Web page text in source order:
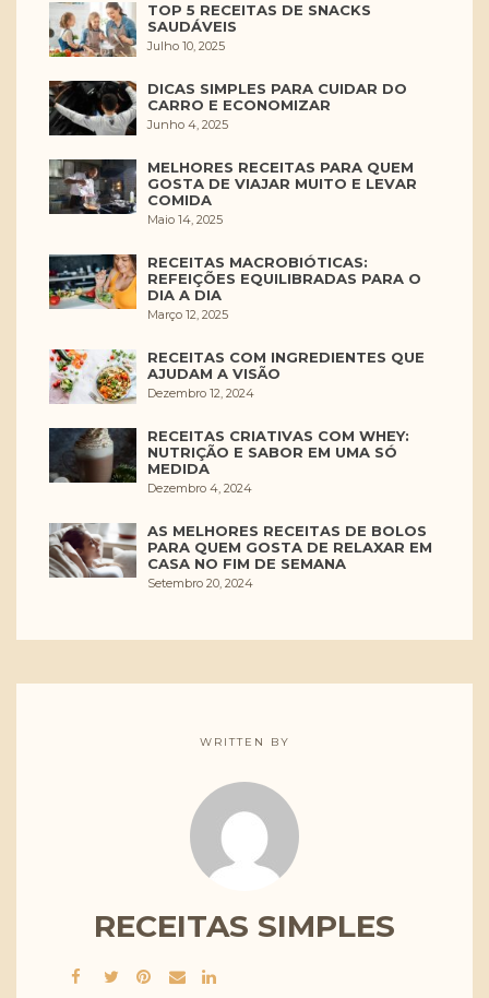
TOP 5 RECEITAS DE SNACKS
SAUDÁVEIS
Julho 10, 2025
DICAS SIMPLES PARA CUIDAR DO
CARRO E ECONOMIZAR
Junho 4, 2025
MELHORES RECEITAS PARA QUEM
GOSTA DE VIAJAR MUITO E LEVAR
COMIDA
Maio 14, 2025
RECEITAS MACROBIÓTICAS:
REFEIÇÕES EQUILIBRADAS PARA O
DIA A DIA
Março 12, 2025
RECEITAS COM INGREDIENTES QUE
AJUDAM A VISÃO
Dezembro 12, 2024
RECEITAS CRIATIVAS COM WHEY:
NUTRIÇÃO E SABOR EM UMA SÓ
MEDIDA
Dezembro 4, 2024
AS MELHORES RECEITAS DE BOLOS
PARA QUEM GOSTA DE RELAXAR EM
CASA NO FIM DE SEMANA
Setembro 20, 2024
WRITTEN BY
RECEITAS SIMPLES